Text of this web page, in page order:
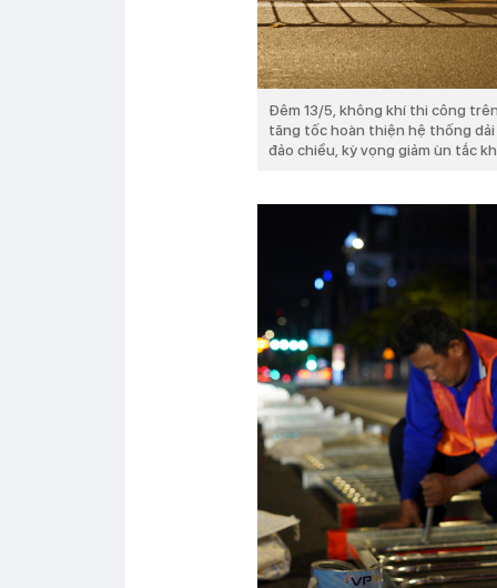
Đêm 13/5, không khí thi công
tăng tốc hoàn thiện hệ thống
đảo chiều, kỳ vọng giảm ùn tắc